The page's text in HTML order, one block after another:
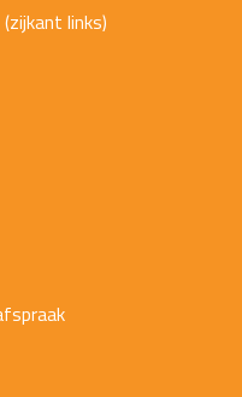
links)